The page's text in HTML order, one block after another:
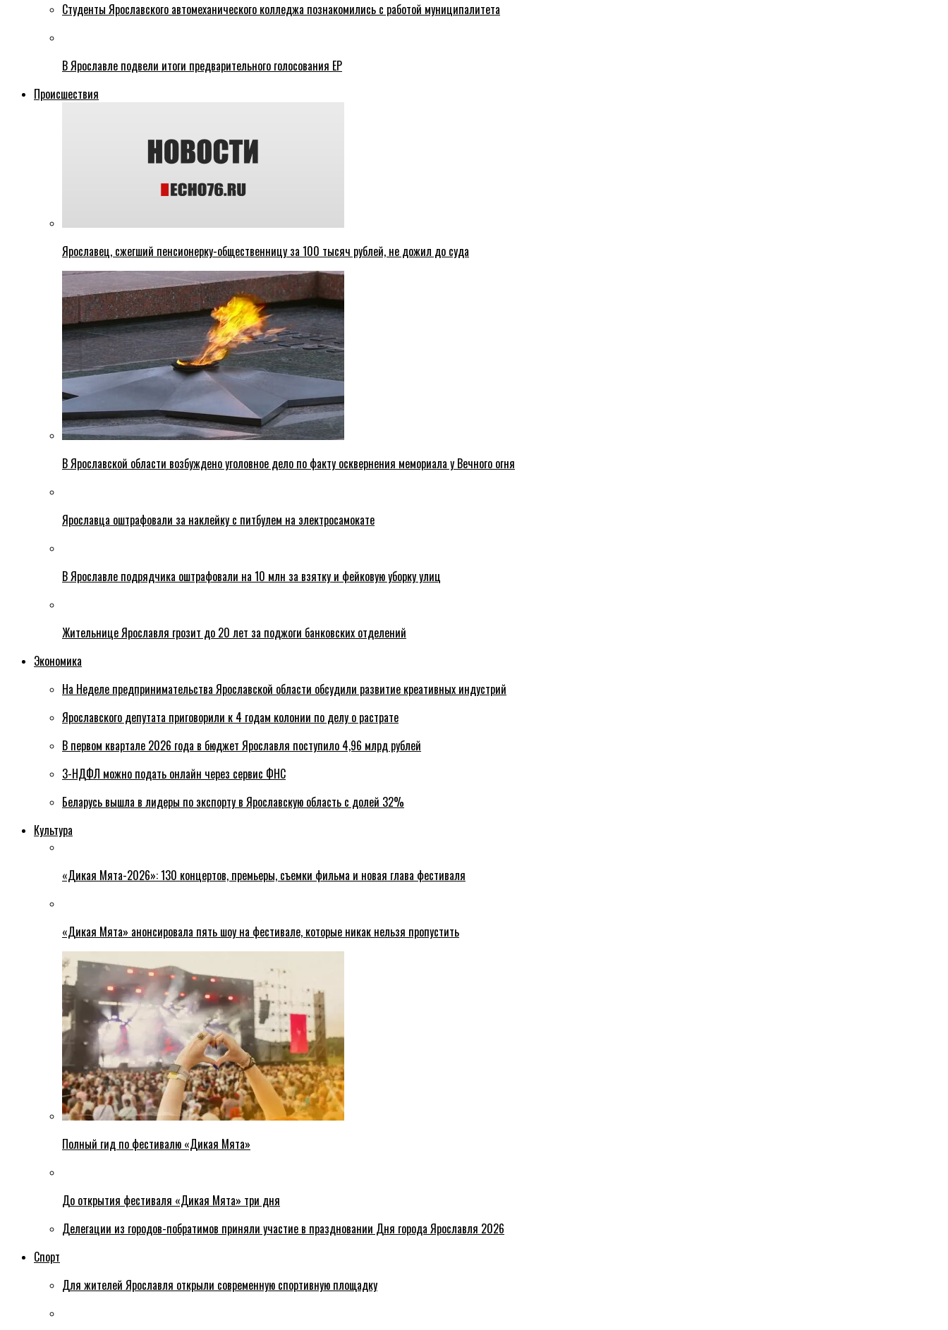
Студенты Ярославского автомеханического колледжа познакомились с работой муниципалитета
В Ярославле подвели итоги предварительного голосования ЕР
Происшествия
Ярославец, сжегший пенсионерку-общественницу за 100 тысяч рублей, не дожил до суда
В Ярославской области возбуждено уголовное дело по факту осквернения мемориала у Вечного огня
Ярославца оштрафовали за наклейку с питбулем на электросамокате
В Ярославле подрядчика оштрафовали на 10 млн за взятку и фейковую уборку улиц
Жительнице Ярославля грозит до 20 лет за поджоги банковских отделений
Экономика
На Неделе предпринимательства Ярославской области обсудили развитие креативных индустрий
Ярославского депутата приговорили к 4 годам колонии по делу о растрате
В первом квартале 2026 года в бюджет Ярославля поступило 4,96 млрд рублей
3-НДФЛ можно подать онлайн через сервис ФНС
Беларусь вышла в лидеры по экспорту в Ярославскую область с долей 32%
Культура
«Дикая Мята-2026»: 130 концертов, премьеры, съемки фильма и новая глава фестиваля
«Дикая Мята» анонсировала пять шоу на фестивале, которые никак нельзя пропустить
Полный гид по фестивалю «Дикая Мята»
До открытия фестиваля «Дикая Мята» три дня
Делегации из городов-побратимов приняли участие в праздновании Дня города Ярославля 2026
Спорт
Для жителей Ярославля открыли современную спортивную площадку